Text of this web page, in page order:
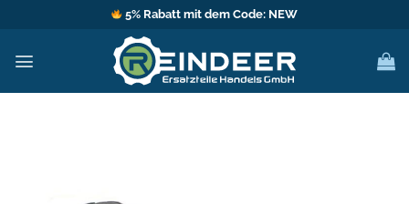
springen
5% Rabatt mit dem Code: NEW